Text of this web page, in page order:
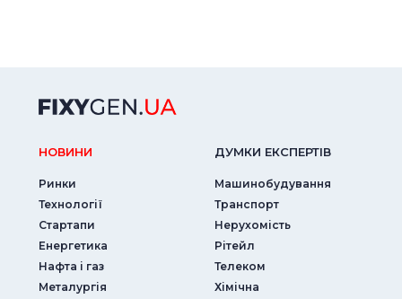
НОВИНИ
Ринки
Технології
Стартапи
Енергетика
Нафта і газ
Металургія
ДУМКИ ЕКСПЕРТIВ
Машинобудування
Транспорт
Нерухомість
Рітейл
Телеком
Хімічна